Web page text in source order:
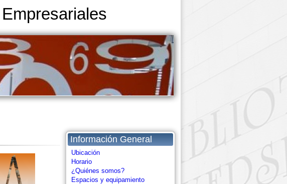
Información General
Ubicación
Horario
¿Quiénes somos?
Espacios y equipamiento